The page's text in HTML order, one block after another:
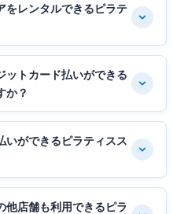
をレンタルできるピラテ
ットカード払いができる
か？
いができるピラティスス
他店舗も利用できるピラ